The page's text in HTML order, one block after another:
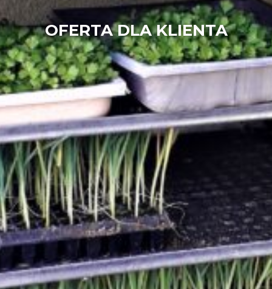
OFERTA DLA KLIENTA